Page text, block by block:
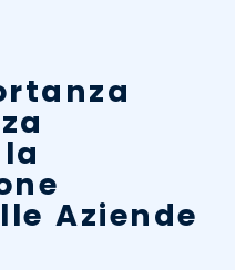
Aziende